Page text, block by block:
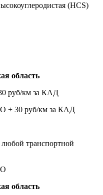
(HCS)
область
руб/км за КАД
+ 30 руб/км за КАД
любой транспортной
область